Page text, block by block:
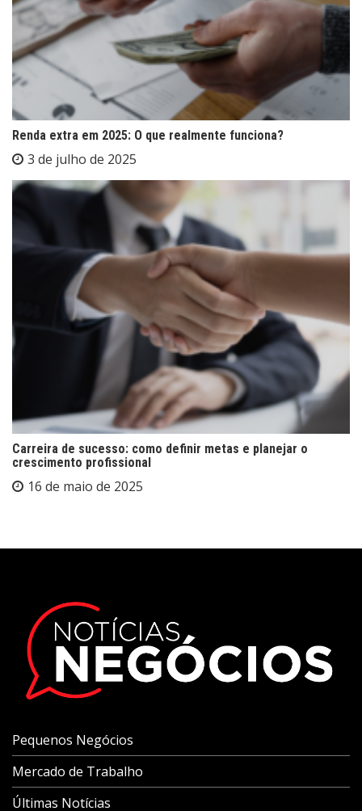
Renda extra em 2025: O que realmente funciona?
3 de julho de 2025
Carreira de sucesso: como definir metas e planejar o
crescimento profissional
16 de maio de 2025
Pequenos Negócios
Mercado de Trabalho
Últimas Notícias